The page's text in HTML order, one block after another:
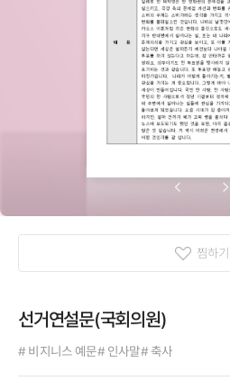
찜하기
선거연설문(국회의원)
# 비지니스 예문# 인사말# 축사